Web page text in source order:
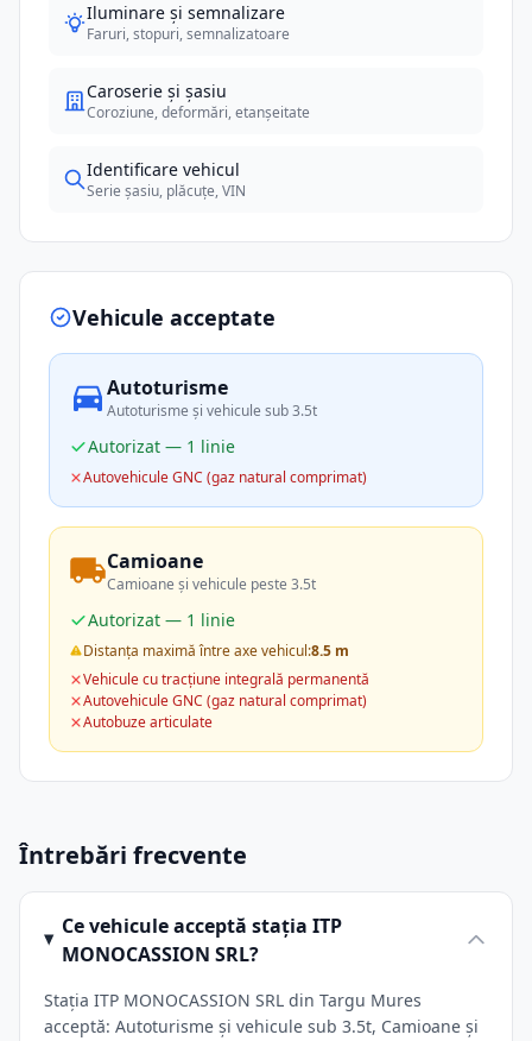
Iluminare și semnalizare
Faruri, stopuri, semnalizatoare
Caroserie și șasiu
Coroziune, deformări, etanșeitate
Identificare vehicul
Serie șasiu, plăcuțe, VIN
Vehicule acceptate
Autoturisme
Autoturisme și vehicule sub 3.5t
Autorizat — 1 linie
Autovehicule GNC (gaz natural comprimat)
Camioane
Camioane și vehicule peste 3.5t
Autorizat — 1 linie
Distanța maximă între axe vehicul:8.5 m
Vehicule cu tracțiune integrală permanentă
Autovehicule GNC (gaz natural comprimat)
Autobuze articulate
Întrebări frecvente
Ce vehicule acceptă stația ITP
MONOCASSION SRL?
Stația ITP MONOCASSION SRL din Targu Mures
acceptă: Autoturisme și vehicule sub 3.5t, Camioane și